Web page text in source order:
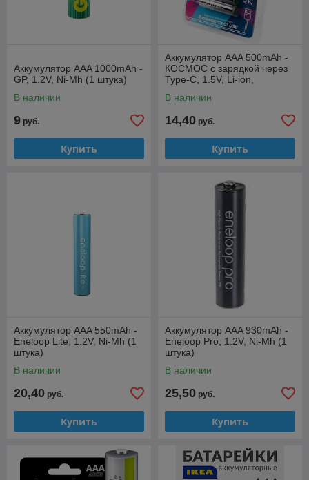
Аккумулятор AAA 1000mAh -
GP, 1.2V, Ni-Mh (1 штука)
В наличии
9 руб.
Купить
Аккумулятор AAA 500mAh -
КОСМОС с зарядкой через
Type-C, 1.5V, Li-ion,
В наличии
14,40 руб.
Купить
Аккумулятор AAA 550mAh -
Eneloop Lite, 1.2V, Ni-Mh (1
штука)
В наличии
20,40 руб.
Купить
Аккумулятор AAA 930mAh -
Eneloop Pro, 1.2V, Ni-Mh (1
штука)
В наличии
25,50 руб.
Купить